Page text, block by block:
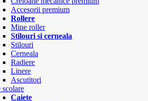
Accesorii premium
Rollere
Mine roller
Stilouri si cerneala
Stilouri
Cerneala
Radiere
Linere
Ascutitori
scolare
Caiete